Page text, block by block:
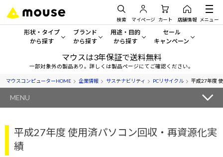
検索 マイページ カート 店舗情報 メニュー
形状・タイプ
から探す
形状・タイプから探す をすべてみる
デスクトップPC
ノートPC
タブレットPC
ブランド
から探す
mouse
G TUNE
NEXTGEAR
DAIV
用途・目的
から探す
一般向けパソコン
ゲーミングPC・ゲーム向けパソコン
クリエイティブ向け
ビジネス向けパソコン
セール
キャンペーン
セール・キャンペーン
期間限定セール
すべて新品の旧モデル製品な
マウスは3年保証で送料無料
一部対象外の製品あり。詳しくは製品ページにてご確認ください。
マウスコンピューターHOME 企業情報 サステナビリティ PCリサイクル 平成27年度
MENU
平成27年度 使用済パソコン回収・再資源化実
績